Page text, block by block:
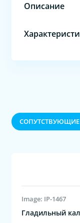
Описание
Image: IP-1467
Гладильный